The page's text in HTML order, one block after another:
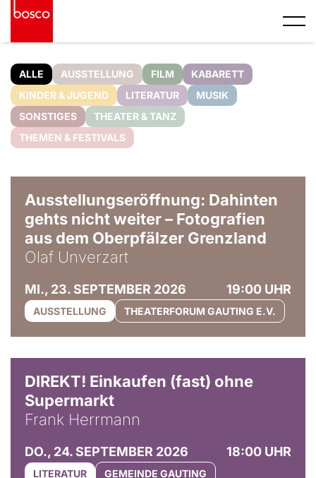
ALLE AUSSTELLUNG FILM
KABARETT
KINDER & JUGEND
LITERATUR
MUSIK
SONSTIGES
THEATER & TANZ
THEMEN & FESTIVALS
Ausstellungseröffnung: Dahinten
gehts nicht weiter – Fotografien
aus dem Oberpfälzer Grenzland
Olaf Unverzart
MI., 23. SEPTEMBER 2026 19:00 UHR
AUSSTELLUNG THEATERFORUM GAUTING E.V.
DIREKT! Einkaufen (fast) ohne
Supermarkt
Frank Herrmann
DO., 24. SEPTEMBER 2026 18:00 UHR
LITERATUR GEMEINDE GAUTING